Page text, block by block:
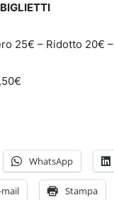
25€ – Ridotto 20€
WhatsApp
mail Stampa